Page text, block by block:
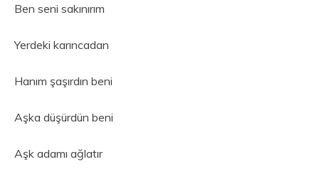
Ben seni sakınırım
Yerdeki karıncadan
Hanım şaşırdın beni
Aşka düşürdün beni
Aşk adamı ağlatır